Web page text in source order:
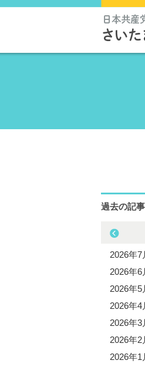
過去の記事
2026年7
2026年6
2026年5
2026年4
2026年3
2026年2
2026年1